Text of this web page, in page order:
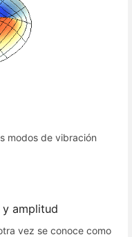
modos de vibración
amplitud
vez se conoce como